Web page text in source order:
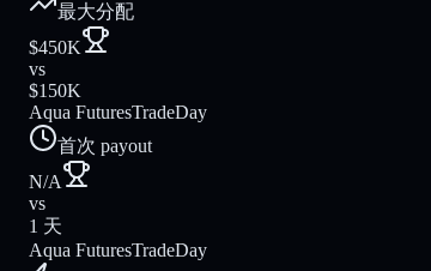
最大分配
$450K
vs
$150K
Aqua FuturesTradeDay
首次 payout
N/A
vs
1 天
Aqua FuturesTradeDay